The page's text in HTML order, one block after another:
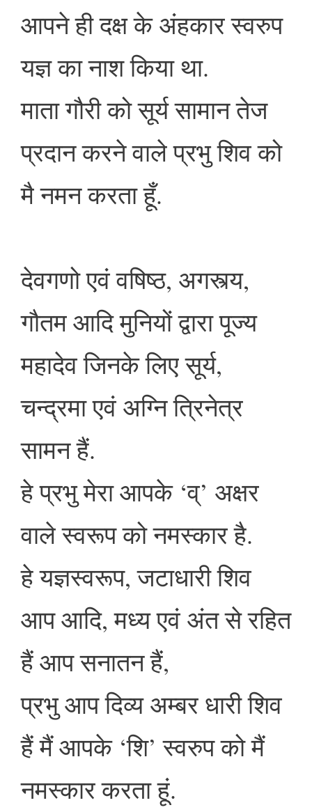
आपने ही दक्ष के अंहकार स्वरुप
यज्ञ का नाश किया था.
माता गौरी को सूर्य सामान तेज
प्रदान करने वाले प्रभु शिव को
मै नमन करता हूँ.
देवगणो एवं वषिष्ठ, अगस्त्य,
गौतम आदि मुनियों द्वारा पूज्य
महादेव जिनके लिए सूर्य,
चन्द्रमा एवं अग्नि त्रिनेत्र
सामन हैं.
हे प्रभु मेरा आपके ‘व्’ अक्षर
वाले स्वरूप को नमस्कार है.
हे यज्ञस्वरूप, जटाधारी शिव
आप आदि, मध्य एवं अंत से रहित
हैं आप सनातन हैं,
प्रभु आप दिव्य अम्बर धारी शिव
हैं मैं आपके ‘शि’ स्वरुप को मैं
नमस्कार करता हूं.